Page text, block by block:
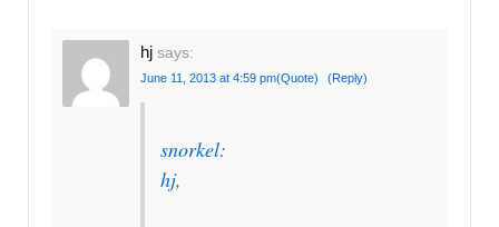
hj says:
June 11, 2013 at 4:59 pm(Quote) (Reply)
snorkel:
hj,